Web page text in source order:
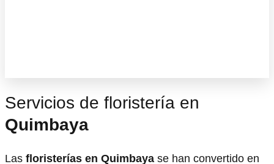
Servicios de floristería en
Quimbaya
Las floristerías en Quimbaya se han convertido en